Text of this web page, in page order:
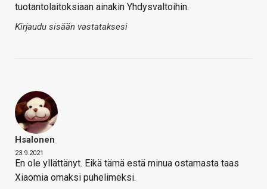
tuotantolaitoksiaan ainakin Yhdysvaltoihin.
Kirjaudu sisään vastataksesi
Hsalonen
23.9.2021
En ole yllättänyt. Eikä tämä estä minua ostamasta taas
Xiaomia omaksi puhelimeksi.